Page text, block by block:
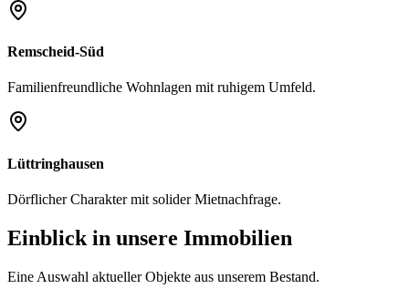
Remscheid-Süd
Familienfreundliche Wohnlagen mit ruhigem Umfeld.
Lüttringhausen
Dörflicher Charakter mit solider Mietnachfrage.
Einblick in unsere Immobilien
Eine Auswahl aktueller Objekte aus unserem Bestand.